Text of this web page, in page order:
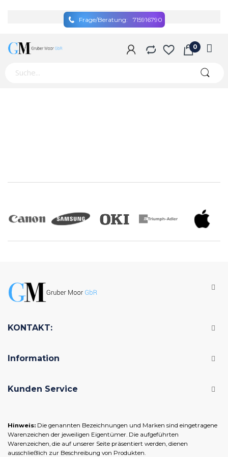
Frage/Beratung: 715916790
KONTAKT:
Information
Kunden Service
Hinweis: Die genannten Bezeichnungen und Marken sind eingetragene
Warenzeichen der jeweiligen Eigentümer. Die aufgeführten
Warenzeichen, die auf unserer Seite präsentiert werden, dienen
ausschließlich zur Beschreibung von Produkten.